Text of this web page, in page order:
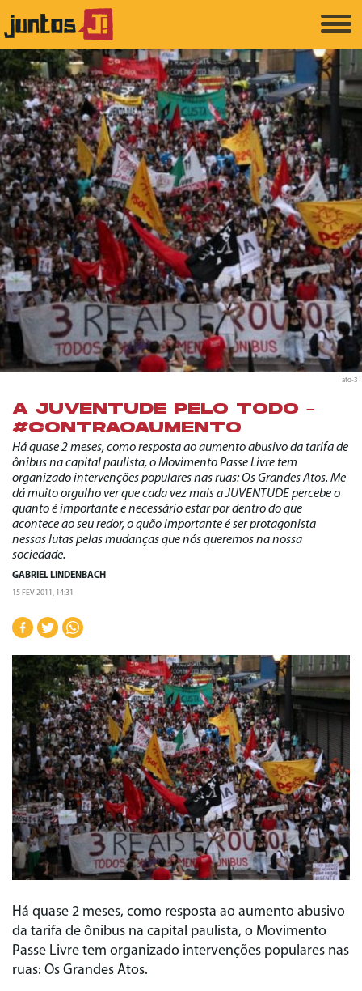
ato-3
A JUVENTUDE PELO TODO –
#CONTRAOAUMENTO
Há quase 2 meses, como resposta ao aumento abusivo da tarifa de
ônibus na capital paulista, o Movimento Passe Livre tem
organizado intervenções populares nas ruas: Os Grandes Atos. Me
dá muito orgulho ver que cada vez mais a JUVENTUDE percebe o
quanto é importante e necessário estar por dentro do que
acontece ao seu redor, o quão importante é ser protagonista
nessas lutas pelas mudanças que nós queremos na nossa
sociedade.
GABRIEL LINDENBACH
15 FEV 2011, 14:31
Há quase 2 meses, como resposta ao aumento abusivo
da tarifa de ônibus na capital paulista, o Movimento
Passe Livre tem organizado intervenções populares nas
ruas: Os Grandes Atos.